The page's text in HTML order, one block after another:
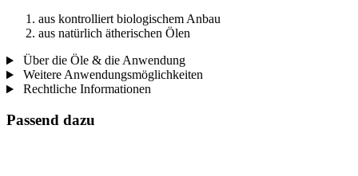
aus kontrolliert biologischem Anbau
aus natürlich ätherischen Ölen
Über die Öle & die Anwendung
Weitere Anwendungsmöglichkeiten
Rechtliche Informationen
Passend dazu